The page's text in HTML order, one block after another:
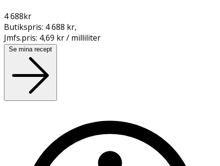
4 688kr
Butikspris: 4 688 kr,
Jmfs.pris: 4,69 kr / milliliter
Se mina recept